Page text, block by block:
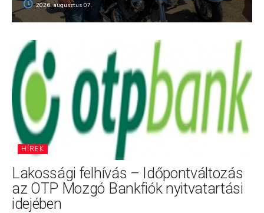
2026. augusztus 07.
HÍREK
Lakossági felhívás – Időpontváltozás
az OTP Mozgó Bankfiók nyitvatartási
idejében